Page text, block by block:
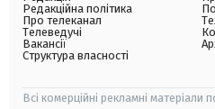
Редакційна політика
Про телеканал
Телеведучі
Вакансії
Структура власності
Всі комерційні рекламні матеріали